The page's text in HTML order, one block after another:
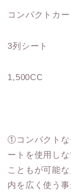
コンパクトカー
3列シート
1,500CC
①コンパクトな
ートを使用し
こともが可能
内を広く使う